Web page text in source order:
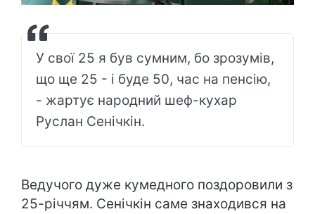
У свої 25 я був сумним, бо зрозумів,
що ще 25 - і буде 50, час на пенсію,
- жартує народний шеф-кухар
Руслан Сенічкін.
Ведучого дуже кумедного поздоровили з
25-річчям. Сенічкін саме знаходився на